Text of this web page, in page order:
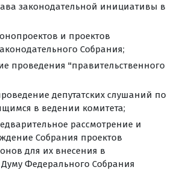
законодательной инициативы в
и проектов
Собрания;
проведения "правительственного
депутатских слушаний по
в ведении комитета;
рассмотрение и
Собрания проектов
для их внесения в
Думу Федерального Собрания